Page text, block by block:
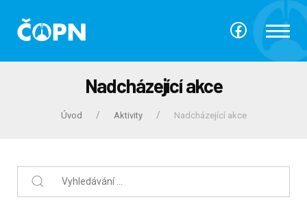
Nadcházející akce
Úvod Aktivity Nadcházející akce